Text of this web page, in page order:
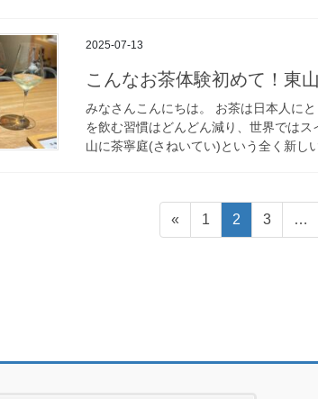
2025-07-13
こんなお茶体験初めて！東
みなさんこんにちは。 お茶は日本人に
を飲む習慣はどんどん減り、世界では
山に茶寧庭(さねいてい)という全く新し
«
固
定
1
固
定
2
固
定
3 …